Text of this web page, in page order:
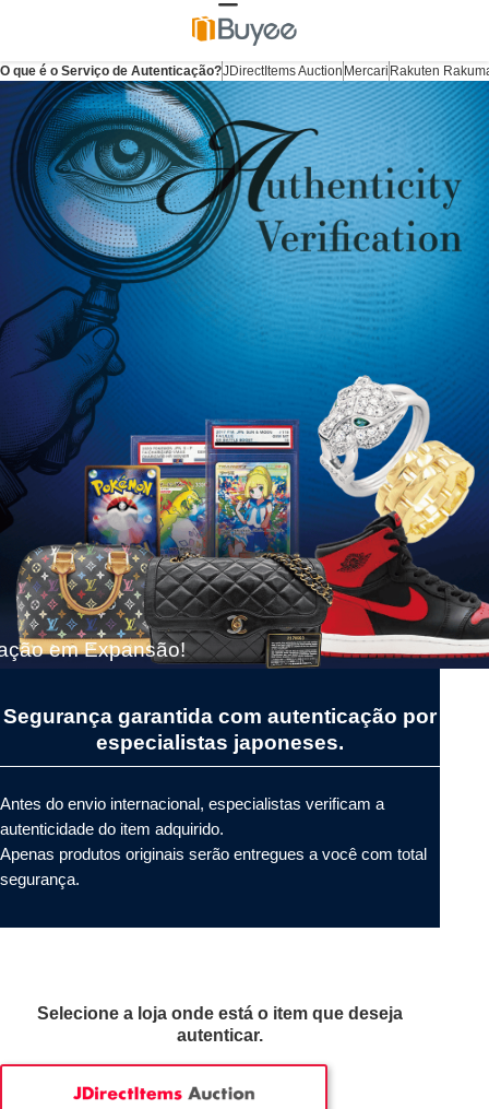
O que é o Serviço de Autenticação?JDirectItems Auction Mercari Rakuten
em Expansão!
Segurança garantida com autenticação por
especialistas japoneses.
Antes do envio internacional, especialistas verificam a
autenticidade do item adquirido.
Apenas produtos originais serão entregues a você com total
segurança.
Selecione a loja onde está o item que deseja
autenticar.